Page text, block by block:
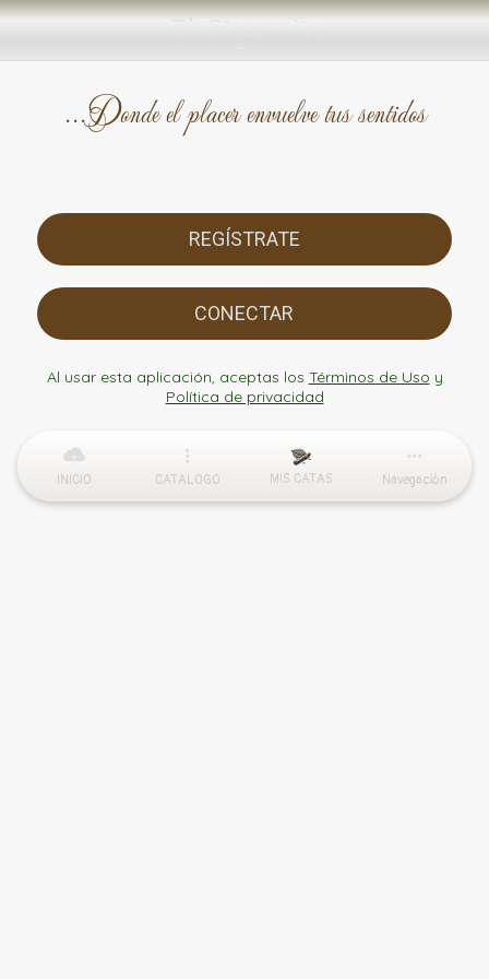
El Cigarrito
...Donde el placer envuelve tus sentidos
REGÍSTRATE
CONECTAR
Al usar esta aplicación, aceptas los Términos de Uso y
Política de privacidad
INICIO CATALOGO MIS CATAS Navegación